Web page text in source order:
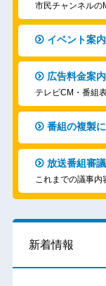
市民チャンネルの
イベント案内
広告料金案内
テレビCM・番組
番組の複製
放送番組審
これまでの議事内
新着情報